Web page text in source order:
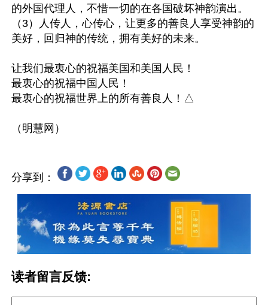
的外国代理人，不惜一切的在各国破坏神韵演出。
（3）人传人，心传心，让更多的善良人享受神韵的
美好，回归神的传统，拥有美好的未来。
让我们最衷心的祝福美国和美国人民！
最衷心的祝福中国人民！
最衷心的祝福世界上的所有善良人！△
分享到：
读者留言反馈: